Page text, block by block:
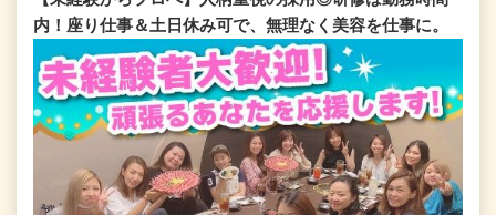
内！座り仕事＆土日休み可で、無理なく美容を仕事に。